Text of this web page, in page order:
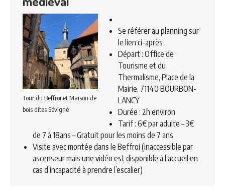
Tour du Beffroi et Maison de
bois dites Sévigné
Se référer au planning sur
le lien ci-après
Départ : Office de
Tourisme et du
Thermalisme, Place de la
Mairie, 71140 BOURBON-
LANCY
Durée : 2h environ
Tarif : 6€ par adulte – 3€
de 7 à 18ans – Gratuit pour les moins de 7 ans
Visite avec montée dans le Beffroi (inaccessible par
ascenseur mais une vidéo est disponible à l’accueil en
cas d’incapacité à prendre l’escalier)